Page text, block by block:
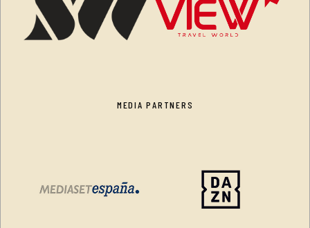
MEDIA PARTNERS